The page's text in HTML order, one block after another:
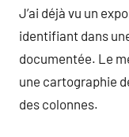
J’ai déjà vu un
identifiant dans
documentée. Le
une cartographie
des colonnes.